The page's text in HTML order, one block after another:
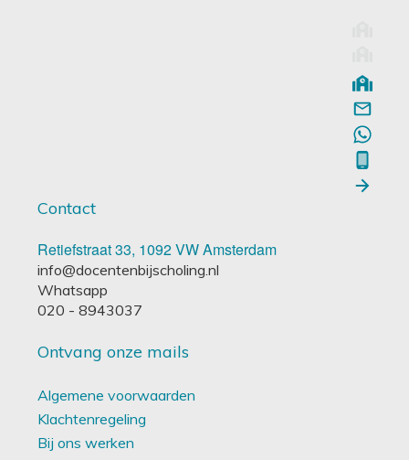
Contact
Retiefstraat 33, 1092 VW Amsterdam
info@docentenbijscholing.nl
Whatsapp
020 - 8943037
Ontvang onze mails
Algemene voorwaarden
Klachtenregeling
Bij ons werken